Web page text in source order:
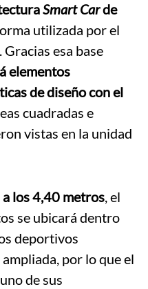
Smart Carde
utilizada por el
. Gracias esa base
elementos
de diseño con el
cuadradas e
vistas en la unidad
los 4,40 metros, el
se ubicará dentro
deportivos
por lo que el
de sus